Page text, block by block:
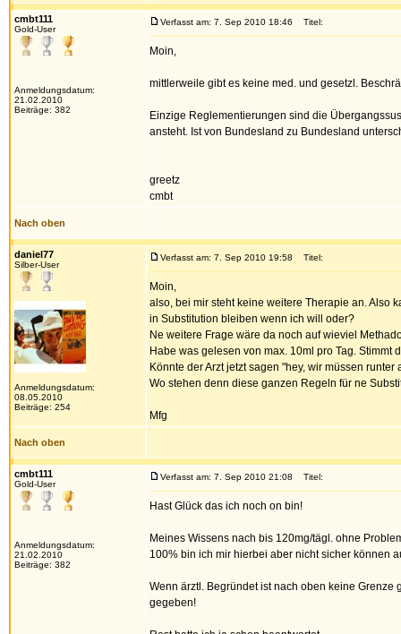
cmbt111
Gold-User
Anmeldungsdatum:
21.02.2010
Beiträge: 382
Verfasst am: 7. Sep 2010 18:46 Titel:
Moin,
mittlerweile gibt es keine med. und gesetzl.
Einzige Reglementierungen sind die
ansteht. Ist von Bundesland zu Bundesland
greetz
cmbt
Nach oben
daniel77
Silber-User
Anmeldungsdatum:
08.05.2010
Beiträge: 254
Verfasst am: 7. Sep 2010 19:58 Titel:
Moin,
also, bei mir steht keine weitere Therapie an. Also
in Substitution bleiben wenn ich will oder?
Ne weitere Frage wäre da noch auf wieviel
Habe was gelesen von max. 10ml pro Tag. Stimmt
Könnte der Arzt jetzt sagen "hey, wir müssen runter
Wo stehen denn diese ganzen Regeln für ne
Mfg
Nach oben
cmbt111
Gold-User
Anmeldungsdatum:
21.02.2010
Beiträge: 382
Verfasst am: 7. Sep 2010 21:08 Titel:
Hast Glück das ich noch on bin!
Meines Wissens nach bis 120mg/tägl. ohne
100% bin ich mir hierbei aber nicht sicher können
Wenn ärztl. Begründet ist nach oben keine
gegeben!